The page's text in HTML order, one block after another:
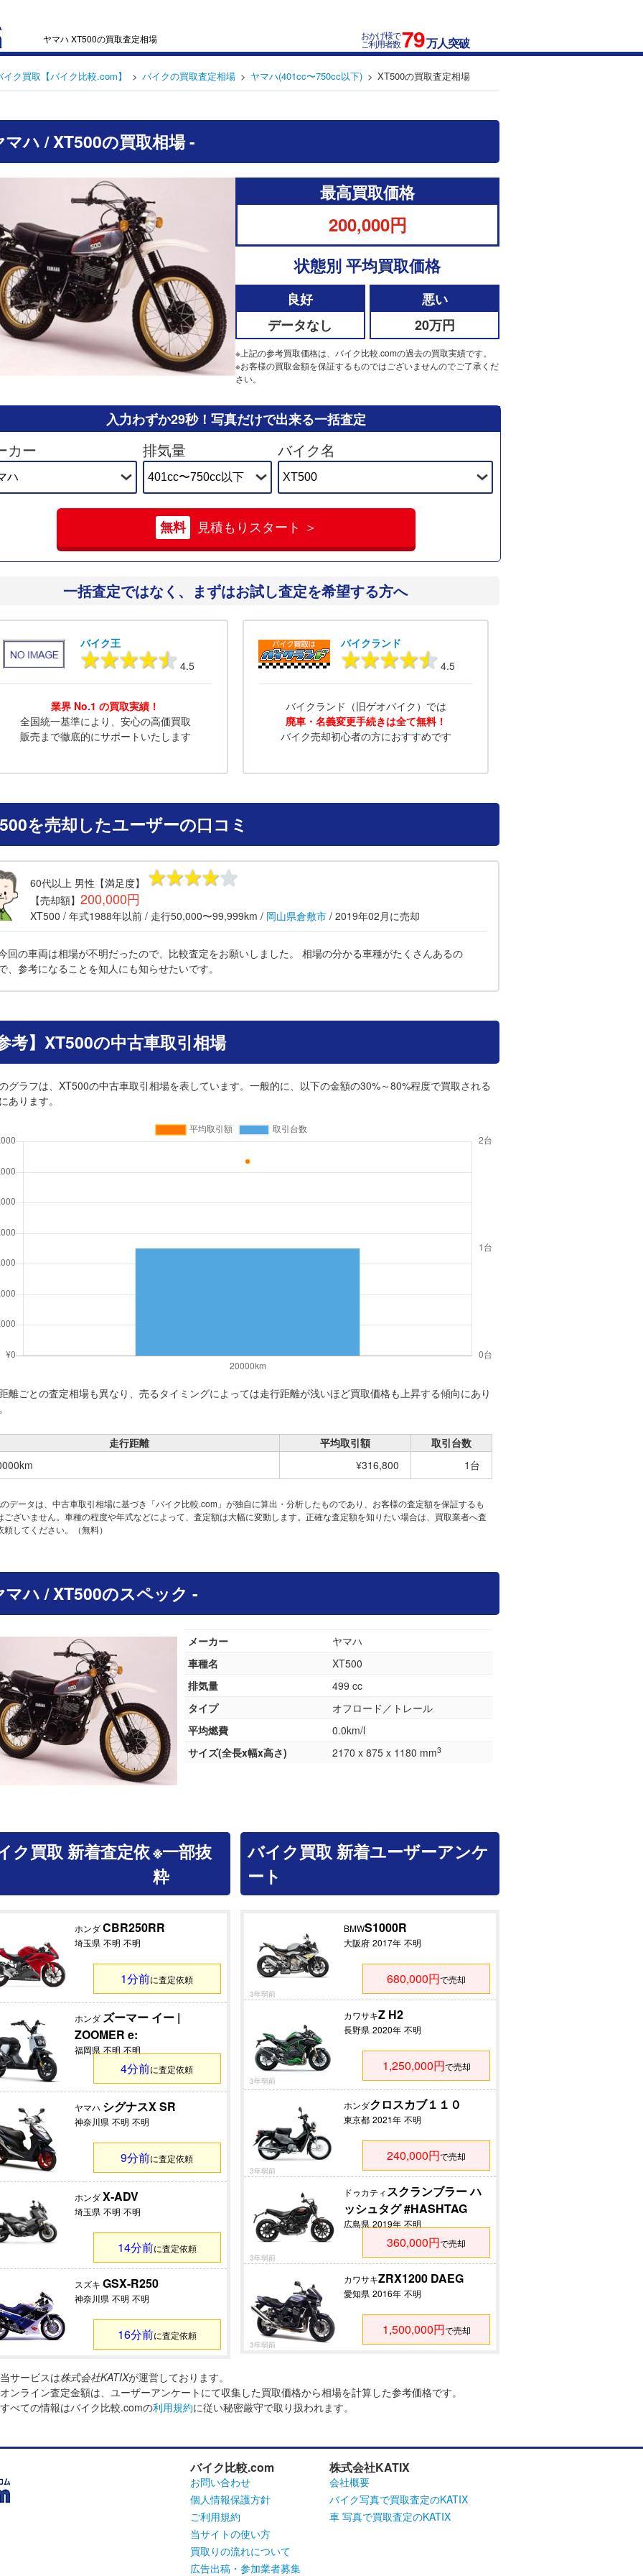
ヤマハ XT500の買取査定相場 おかげ様で
ご利用者数79万人突破
イク買取【バイク比較.com】 バイクの買取査定相場 ヤマハ(401cc〜750cc以下) XT500の買取査定相場
マハ / XT500の買取相場 -
最高買取価格
200,000円
状態別 平均買取価格
良好
データなし
悪い
20万円
※上記の参考買取価格は、バイク比較.comの過去の買取実績です。
※お客様の買取金額を保証するものではございませんのでご了承くだ
さい。
入力わずか29秒！ 写真だけで出来る一括査定
カー 排気量 バイク名
無料 見積もりスタート ＞
一括査定ではなく、 まずはお試し査定を希望する方へ
バイク王
4.5
業界 No.1 の買取実績！
全国統一基準により、安心の高価買取
販売まで徹底的にサポートいたします
バイクランド
4.5
バイクランド（旧ゲオバイク）では
廃車・名義変更手続きは全て無料！
バイク売却初心者の方におすすめです
を売却したユーザーの口コミ
60代以上 男性 【満足度】
【売却額】 200,000円
XT500 / 年式1988年以前 / 走行50,000〜99,999km / 岡山県倉敷市 / 2019年02月 に売却
回の車両は相場が不明だったので、比較査定をお願いしました。 相場の分かる車種がたくさんあるの
、参考になることを知人にも知らせたいです。
考】XT500の中古車取引相場
グラフは、XT500の中古車取引相場を表しています。一般的に、以下の金額の30%～80%程度で買取される
あります。
離ごとの査定相場も異なり、売るタイミングによっては走行距離が浅いほど買取価格も上昇する傾向にあり
走行距離 平均取引額
取引台数
¥316,800 1台
データは、中古車取引相場に基づき「バイク比較.com」が独自に算出・分析したものであり、お客様の査定額を保証するも
ございません。車種の程度や年式などによって、査定額は大幅に変動します。正確な査定額を知りたい場合は、買取業者へ査
頼してください。（無料）
マハ / XT500のスペック -
メーカー
ヤマハ
車種名
XT500
排気量
499 cc
タイプ
オフロード／トレール
平均燃費
0.0km/l
サイズ(全長x幅x高さ)
2170 x 875 x 1180 mm3
ク買取 新着査定依※一部抜
粋
ホンダCBR250RR
埼玉県 不明 不明
1分前に査定依頼
ホンダ ズーマー イー |
ZOOMER e:
福岡県 不明 不明
4分前に査定依頼
ヤマハ シグナスX SR
神奈川県 不明 不明
9分前に査定依頼
ホンダX-ADV
埼玉県 不明 不明
14分前に査定依頼
スズキ GSX-R250
神奈川県 不明 不明
16分前に査定依頼
バイク買取 新着ユーザーアンケ
ート
BMWS1000R
大阪府 2017年 不明
680,000円で売却
3年弱前
カワサキZ H2
長野県 2020年 不明
1,250,000円で売却
3年弱前
ホンダクロスカブ１１０
東京都 2021年 不明
240,000円で売却
3年弱前
ドゥカティスクランブラー ハ
ッシュタグ #HASHTAG
広島県 2019年 不明
360,000円で売却
3年弱前
カワサキZRX1200 DAEG
愛知県 2016年 不明
1,500,000円で売却
3年弱前
当サービスは株式会社KATIXが運営しております。
オンライン査定金額は、ユーザーアンケートにて収集した買取価格から相場を計算した参考価格です。
すべての情報はバイク比較.comの利用規約に従い秘密厳守で取り扱われます。
バイク比較.com
お問い合わせ
個人情報保護方針
ご利用規約
当サイトの使い方
買取りの流れについて
広告出稿・参加業者募集
株式会社KATIX
会社概要
バイク写真で買取査定のKATIX
車 写真で買取査定のKATIX